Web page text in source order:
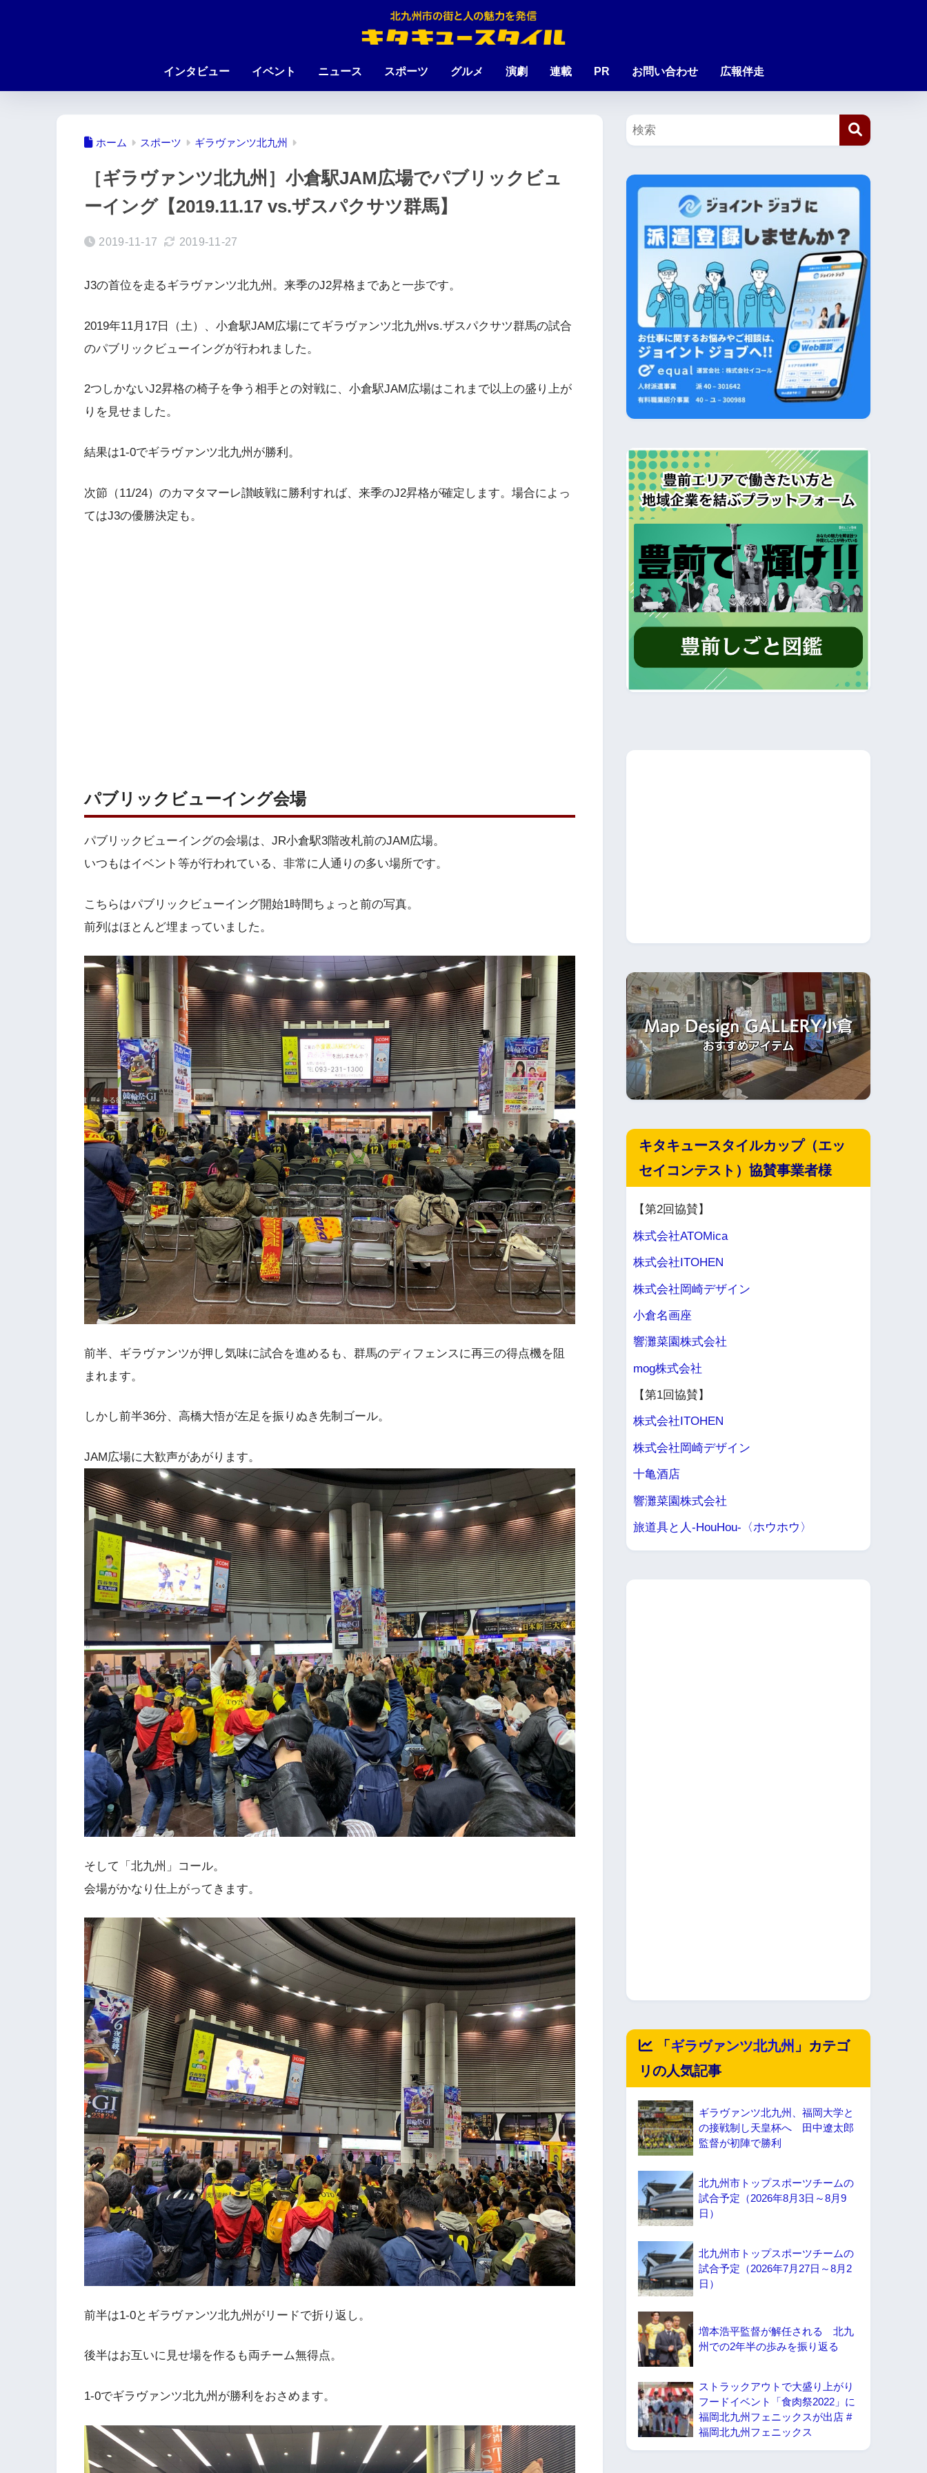
インタビュー イベント ニュース スポーツ グルメ 演劇 連載 PR お問い合わせ 広報伴走
ホーム スポーツ ギラヴァンツ北九州
［ギラヴァンツ北九州］小倉駅JAM広場でパブリックビュ
ーイング【2019.11.17 vs.ザスパクサツ群馬】
2019-11-17 2019-11-27
J3の首位を走るギラヴァンツ北九州。来季のJ2昇格まであと一歩です。
2019年11月17日（土）、小倉駅JAM広場にてギラヴァンツ北九州vs.ザスパクサツ群馬の試合
のパブリックビューイングが行われました。
2つしかないJ2昇格の椅子を争う相手との対戦に、小倉駅JAM広場はこれまで以上の盛り上が
りを見せました。
結果は1-0でギラヴァンツ北九州が勝利。
次節（11/24）のカマタマーレ讃岐戦に勝利すれば、来季のJ2昇格が確定します。場合によっ
てはJ3の優勝決定も。
パブリックビューイング会場
パブリックビューイングの会場は、JR小倉駅3階改札前のJAM広場。
いつもはイベント等が行われている、非常に人通りの多い場所です。
こちらはパブリックビューイング開始1時間ちょっと前の写真。
前列はほとんど埋まっていました。
前半、ギラヴァンツが押し気味に試合を進めるも、群馬のディフェンスに再三の得点機を阻
まれます。
しかし前半36分、高橋大悟が左足を振りぬき先制ゴール。
JAM広場に大歓声があがります。
そして「北九州」コール。
会場がかなり仕上がってきます。
前半は1-0とギラヴァンツ北九州がリードで折り返し。
後半はお互いに見せ場を作るも両チーム無得点。
1-0でギラヴァンツ北九州が勝利をおさめます。
キタキュースタイルカップ（エッ
セイコンテスト）協賛事業者様
【第2回協賛】
株式会社ATOMica
株式会社ITOHEN
株式会社岡崎デザイン
小倉名画座
響灘菜園株式会社
mog株式会社
【第1回協賛】
株式会社ITOHEN
株式会社岡崎デザイン
十亀酒店
響灘菜園株式会社
旅道具と人-HouHou-〈ホウホウ〉
「 ギラヴァンツ北九州 」カテゴ
リの人気記事
ギラヴァンツ北九州、福岡大学と
の接戦制し天皇杯へ 田中遼太郎
監督が初陣で勝利
北九州市トップスポーツチームの
試合予定（2026年8月3日～8月9
日）
北九州市トップスポーツチームの
試合予定（2026年7月27日～8月2
日）
増本浩平監督が解任される 北九
州での2年半の歩みを振り返る
ストラックアウトで大盛り上がり
フードイベント「食肉祭2022」に
福岡北九州フェニックスが出店 #
福岡北九州フェニックス